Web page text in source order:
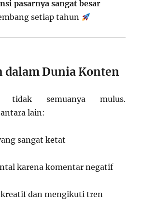
pasarnya sangat besar
setiap tahun
dalam Dunia Konten
tidak semuanya mulus.
lain:
sangat ketat
karena komentar negatif
kreatif dan mengikuti tren